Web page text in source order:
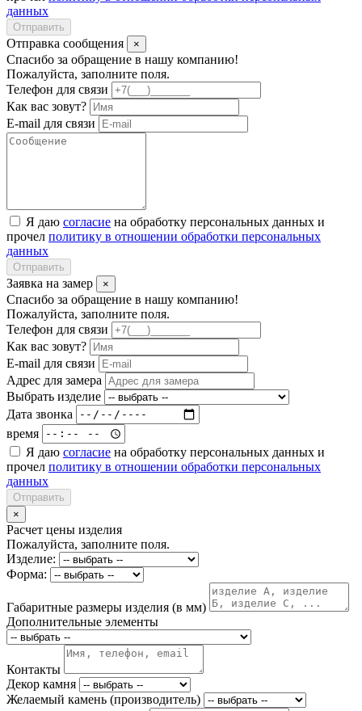
данных
Отправить
Отправка сообщения ×
Спасибо за обращение в нашу компанию!
Пожалуйста, заполните поля.
Телефон для связи
Как вас зовут?
E-mail для связи
Я даю согласие на обработку персональных данных и
прочел политику в отношении обработки персональных
данных
Отправить
Заявка на замер ×
Спасибо за обращение в нашу компанию!
Пожалуйста, заполните поля.
Телефон для связи
Как вас зовут?
E-mail для связи
Адрес для замера
Выбрать изделие
Дата звонка
время
Я даю согласие на обработку персональных данных и
прочел политику в отношении обработки персональных
данных
Отправить
×
Расчет цены изделия
Пожалуйста, заполните поля.
Изделие:
Форма:
Габаритные размеры изделия (в мм)
Дополнительные элементы
Контакты
Декор камня
Желаемый камень (производитель)